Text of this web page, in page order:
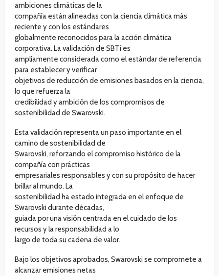
ambiciones climáticas de la
compañía están alineadas con la ciencia climática más
reciente y con los estándares
globalmente reconocidos para la acción climática
corporativa. La validación de SBTi es
ampliamente considerada como el estándar de referencia
para establecer y verificar
objetivos de reducción de emisiones basados en la ciencia,
lo que refuerza la
credibilidad y ambición de los compromisos de
sostenibilidad de Swarovski.
Esta validación representa un paso importante en el
camino de sostenibilidad de
Swarovski, reforzando el compromiso histórico de la
compañía con prácticas
empresariales responsables y con su propósito de hacer
brillar al mundo. La
sostenibilidad ha estado integrada en el enfoque de
Swarovski durante décadas,
guiada por una visión centrada en el cuidado de los
recursos y la responsabilidad a lo
largo de toda su cadena de valor.
Bajo los objetivos aprobados, Swarovski se compromete a
alcanzar emisiones netas